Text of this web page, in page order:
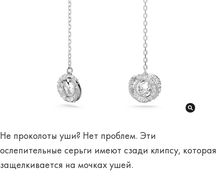
Не проколоты уши? Нет проблем. Эти
ослепительные серьги имеют сзади клипсу, которая
защелкивается на мочках ушей.